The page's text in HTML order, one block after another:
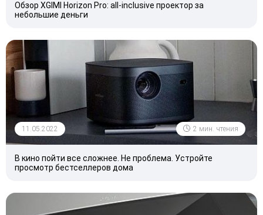
Обзор XGIMI Horizon Pro: all-inclusive проектор за
небольшие деньги
11.05.2022 2 мин. чтения
В кино пойти все сложнее. Не проблема. Устройте
просмотр бестселлеров дома